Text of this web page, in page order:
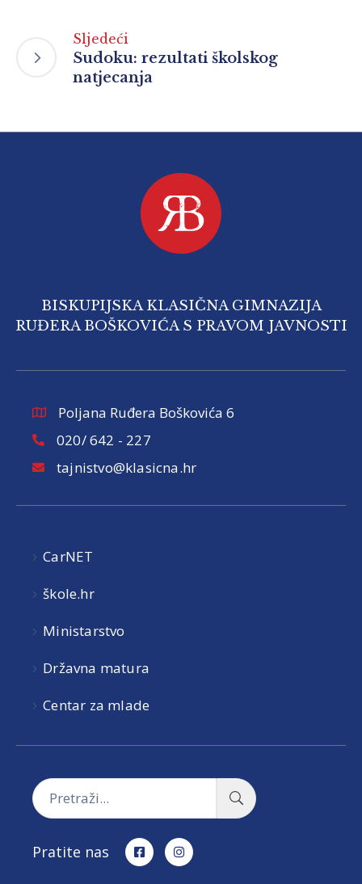
Sljedeći
Sudoku: rezultati školskog
natjecanja
BISKUPIJSKA KLASIČNA GIMNAZIJA
RUĐERA BOŠKOVIĆA S PRAVOM JAVNOSTI
Poljana Ruđera Boškovića 6
020/ 642 - 227
tajnistvo@klasicna.hr
CarNET
škole.hr
Ministarstvo
Državna matura
Centar za mlade
Pratite nas